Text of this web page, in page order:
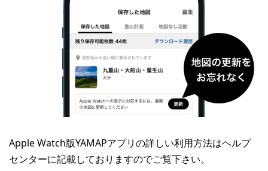
Apple Watch版YAMAPアプリの詳しい利用方法はヘルプ
センターに記載しておりますのでご覧下さい。